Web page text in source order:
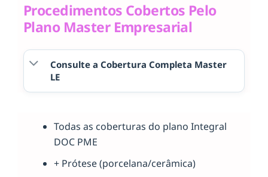
Procedimentos Cobertos Pelo
Plano Master Empresarial
Consulte a Cobertura Completa Master
LE
Todas as coberturas do plano Integral
DOC PME
+ Prótese (porcelana/cerâmica)